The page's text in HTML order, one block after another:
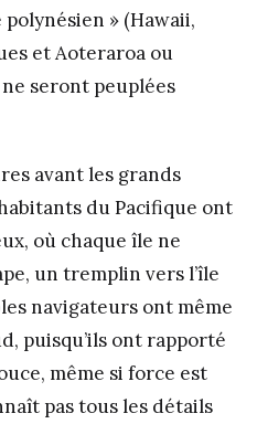
» (Hawaii,
et Aoteraroa ou
seront peuplées
avant les grands
du Pacifique ont
où chaque île ne
un tremplin vers l’île
navigateurs ont même
puisqu’ils ont rapporté
même si force est
pas tous les détails